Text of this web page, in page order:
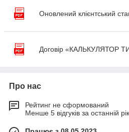
Оновлений клієнтський
Договір «КАЛЬКУЛЯТОР
Про нас
Рейтинг не сформований
Менше 5 відгуків за останній рік